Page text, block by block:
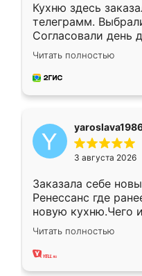
Кухню здесь
телеграмм.
Согласовали день
недели кухня была
довольны
мебель за
Читать полностью
3 августа 2026
Заказала себе
Ренессанс где
новую кухню.Чего
вполне довольна.
два года, нареканий
Читать полностью